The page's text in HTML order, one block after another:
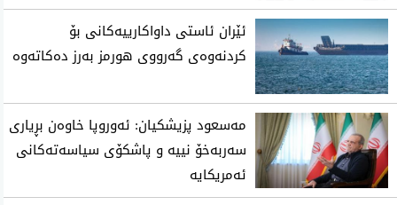
ئێران ئاستی‌ داواكارییه‌كانی‌ بۆ
كردنه‌وه‌ی‌ گه‌رووی هورمز به‌رز ده‌كاته‌وه‌
مەسعود پزیشکیان: ئەوروپا خاوەن بڕیاری
سەربەخۆ نییە و پاشکۆی سیاسەتەکانی
ئەمریکایە